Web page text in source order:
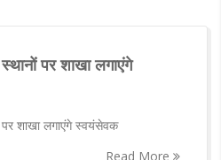
पर शाखा लगाएंगे
पर शाखा लगाएंगे स्वयंसेवक
Read More